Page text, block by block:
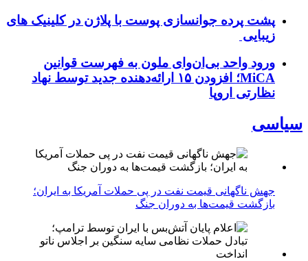
پشت پرده جوانسازی پوست با پلاژن در کلینیک های
زیبایی
ورود واحد بی‌ان‌وای ملون به فهرست قوانین
MiCA؛ افزودن ۱۵ ارائه‌دهنده جدید توسط نهاد
نظارتی اروپا
سیاسی
جهش ناگهانی قیمت نفت در پی حملات آمریکا به ایران؛
بازگشت قیمت‌ها به دوران جنگ